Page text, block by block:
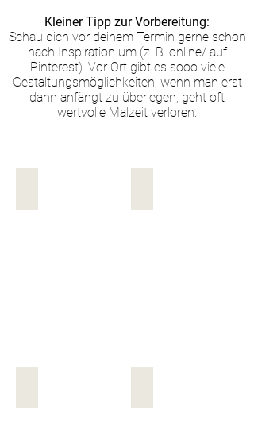
Kleiner Tipp zur Vorbereitung:
Schau dich vor deinem Termin gerne schon
nach Inspiration um (z. B. online/ auf
Pinterest). Vor Ort gibt es sooo viele
Gestaltungsmöglichkeiten, wenn man erst
dann anfängt zu überlegen, geht oft
wertvolle Malzeit verloren.